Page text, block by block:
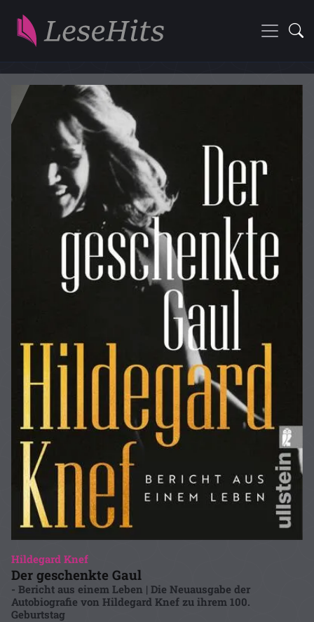
Hildegard Knef
Der geschenkte Gaul
- Bericht aus einem Leben | Die Neuausgabe der
Autobiografie von Hildegard Knef zu ihrem 100.
Geburtstag